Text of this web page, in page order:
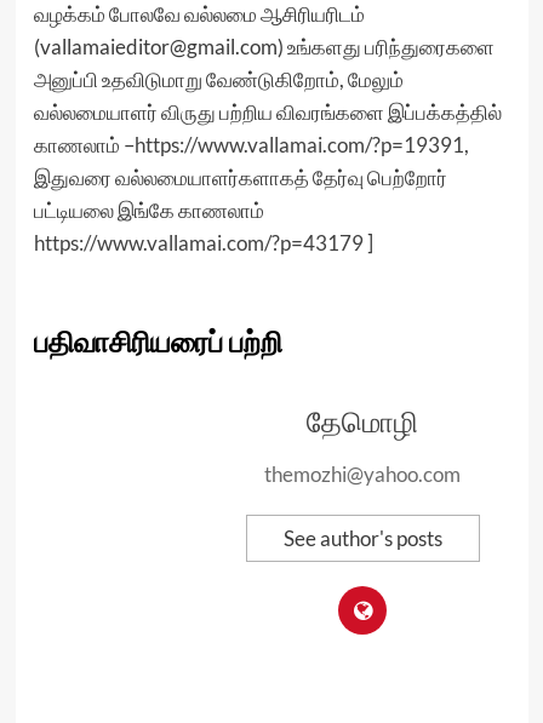
வழக்கம் போலவே வல்லமை ஆசிரியரிடம்
(vallamaieditor@gmail.com) உங்களது பரிந்துரைகளை
அனுப்பி உதவிடுமாறு வேண்டுகிறோம், மேலும்
வல்லமையாளர் விருது பற்றிய விவரங்களை இப்பக்கத்தில்
காணலாம் –https://www.vallamai.com/?p=19391,
இதுவரை வல்லமையாளர்களாகத் தேர்வு பெற்றோர்
பட்டியலை இங்கே காணலாம்
https://www.vallamai.com/?p=43179]
பதிவாசிரியரைப் பற்றி
தேமொழி
themozhi@yahoo.com
See author's posts